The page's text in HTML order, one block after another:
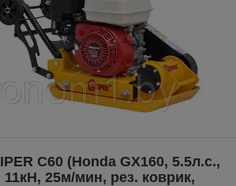
C60 (Honda GX160, 5.5л.с.,
11кН, 25м/мин, рез. коврик,